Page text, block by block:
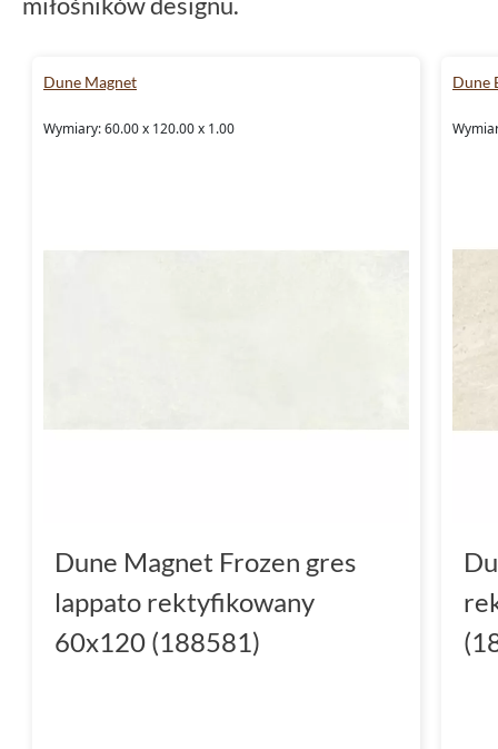
Dune Magnet
Wymiary: 60.00 x 120.00 x 1.00
Dune Magnet Frozen gres
lappato rektyfikowany
60x120 (188581)
Dune